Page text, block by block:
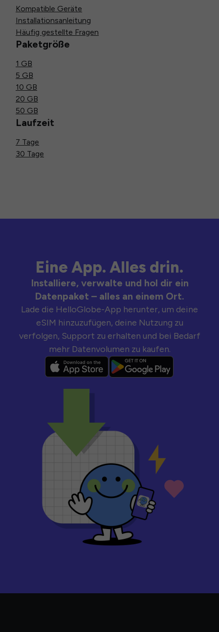
Kompatible Geräte
Installationsanleitung
Häufig gestellte Fragen
Paketgröße
1 GB
5 GB
10 GB
20 GB
50 GB
Laufzeit
7 Tage
30 Tage
Eine App. Alles drin.
Installiere, verwalte und hol dir ein
Datenpaket – alles an einem Ort.
Lade die HelloGlobe-App herunter, um deine
eSIM hinzuzufügen, deine Nutzung zu
verfolgen, Support zu erhalten und bei Bedarf
mehr Datenvolumen zu kaufen.